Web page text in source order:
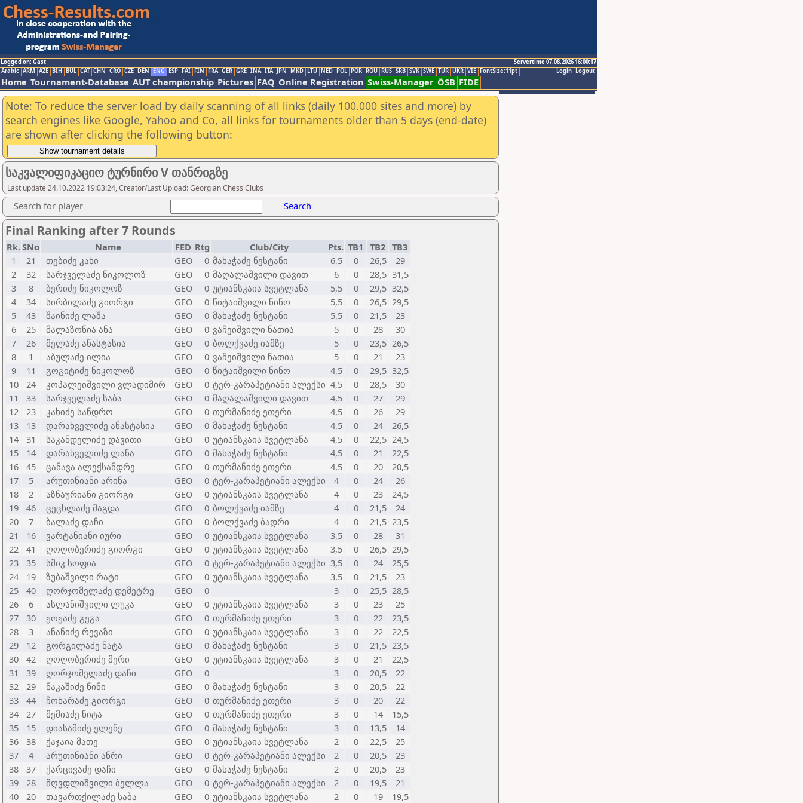
Logged on: Gast
Servertime 07.08.2026 16:00:17
Logout
Login
Arabic ARM AZE BIH BUL CAT CHN CRO CZE DEN ENG ESP FAI FIN FRA GER GRE INA ITA JPN MKD LTU NED POL POR ROU RUS SRB SVK SWE TUR UKR VIE FontSize:11pt
Home Tournament-Database AUT championship Pictures FAQ Online Registration Swiss-Manager ÖSB FIDE
Note: To reduce the server load by daily scanning of all links (daily 100.000 sites and more) by
search engines like Google, Yahoo and Co, all links for tournaments older than 5 days (end-date)
are shown after clicking the following button:
საკვალიფიკაციო ტურნირი V თანრიგზე
Last update 24.10.2022 19:03:24, Creator/Last Upload: Georgian Chess Clubs
Search for player Search
Final Ranking after 7 Rounds
Rk.SNo Name FED Rtg Club/City Pts. TB1 TB2 TB3
1
21 თებიძე კახი GEO 0 მახაჭაძე ნესტანი 6,5 0 26,5
29
2
32 სარჯველაძე ნიკოლოზ GEO 0 მაღალაშვილი დავით 6 0 28,5 31,5
3
8 ბერიძე ნიკოლოზ GEO 0 უტიანსკაია სვეტლანა 5,5 0 29,5 32,5
4
34 სირბილაძე გიორგი GEO 0 წიტაიშვილი ნინო 5,5 0 26,5 29,5
5
43 შაინიძე ლაშა GEO 0 მახაჭაძე ნესტანი 5,5 0 21,5
23
6
25 მალაზონია ანა GEO 0 ვაჩეიშვილი ნათია 5 0 28
30
7
26 მელაძე ანასტასია GEO 0 ბოლქვაძე იამზე 5 0 23,5 26,5
8
1 აბულაძე ილია GEO 0 ვაჩეიშვილი ნათია 5 0 21
23
9
11 გოგიტიძე ნიკოლოზ GEO 0 წიტაიშვილი ნინო 4,5 0 29,5 32,5
10
24 კოპალეიშვილი ვლადიმირ GEO 0 ტერ-კარაპეტიანი ალექსი 4,5 0 28,5
30
11
33 სარჯველაძე საბა GEO 0 მაღალაშვილი დავით 4,5 0 27
29
12
23 კახიძე სანდრო GEO 0 თურმანიძე ეთერი 4,5 0 26
29
13
13 დარახველიძე ანასტასია GEO 0 მახაჭაძე ნესტანი 4,5 0 24
26,5
14
31 საკანდელიძე დავითი GEO 0 უტიანსკაია სვეტლანა 4,5 0 22,5 24,5
15
14 დარახველიძე ლანა GEO 0 მახაჭაძე ნესტანი 4,5 0 21
22,5
16
45 ცანავა ალექსანდრე GEO 0 თურმანიძე ეთერი 4,5 0 20
20,5
17
5 არუთინიანი არინა GEO 0 ტერ-კარაპეტიანი ალექსი 4 0 24
26
18
2 აზნაურიანი გიორგი GEO 0 უტიანსკაია სვეტლანა 4 0 23
24,5
19
46 ცეცხლაძე მაგდა GEO 0 ბოლქვაძე იამზე 4 0 21,5
24
20
7 ბალაძე დაჩი GEO 0 ბოლქვაძე ბადრი 4 0 21,5 23,5
21
16 ვარტანიანი იური GEO 0 უტიანსკაია სვეტლანა 3,5 0 28
31
22
41 ღოღობერიძე გიორგი GEO 0 უტიანსკაია სვეტლანა 3,5 0 26,5 29,5
23
35 სმიკ სოფია GEO 0 ტერ-კარაპეტიანი ალექსი 3,5 0 24
25,5
24
19 ზუბაშვილი რატი GEO 0 უტიანსკაია სვეტლანა 3,5 0 21,5
23
25
40 ღორჯომელაძე დემეტრე GEO 0 3 0 25,5 28,5
26
6 ასლანიშვილი ლუკა GEO 0 უტიანსკაია სვეტლანა 3 0 23
25
27
30 ჟოჟაძე გეგა GEO 0 თურმანიძე ეთერი 3 0 22
23,5
28
3 ანანიძე რევაზი GEO 0 უტიანსკაია სვეტლანა 3 0 22
22,5
29
12 გორგილაძე ნატა GEO 0 მახაჭაძე ნესტანი 3 0 21,5 23,5
30
42 ღოღობერიძე მერი GEO 0 უტიანსკაია სვეტლანა 3 0 21
22,5
31
39 ღორჯომელაძე დაჩი GEO 0 3 0 20,5
22
32
29 ნაკაშიძე ნინი GEO 0 მახაჭაძე ნესტანი 3 0 20,5
22
33
44 ჩოხარაძე გიორგი GEO 0 თურმანიძე ეთერი 3 0 20
22
34
27 მემიაძე ნიტა GEO 0 თურმანიძე ეთერი 3 0 14
15,5
35
15 დიასამიძე ელენე GEO 0 მახაჭაძე ნესტანი 3 0 13,5
14
36
38 ქაჯაია მათე GEO 0 უტიანსკაია სვეტლანა 2 0 22,5
25
37
4 არუთინიანი ანრი GEO 0 ტერ-კარაპეტიანი ალექსი 2 0 20,5
23
38
37 ქარცივაძე დაჩი GEO 0 მახაჭაძე ნესტანი 2 0 20,5
23
39
28 მღვდლიშვილი ბელლა GEO 0 ტერ-კარაპეტიანი ალექსი 2 0 19,5
21
40
20 თავართქილაძე საბა GEO 0 უტიანსკაია სვეტლანა 2 0 19 19,5